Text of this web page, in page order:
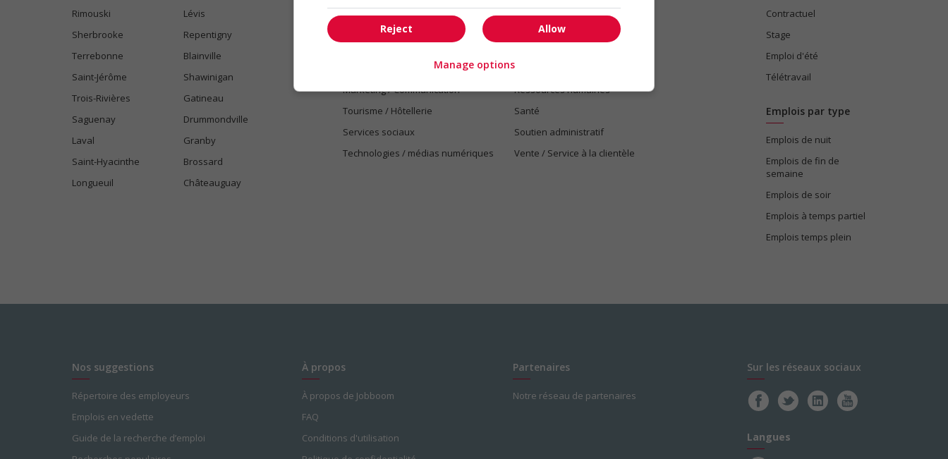
Rimouski
Lévis
Sherbrooke
Repentigny
Terrebonne
Blainville
Saint-Jérôme
Shawinigan
Trois-Rivières
Gatineau
Saguenay
Drummondville
Laval
Granby
Saint-Hyacinthe
Brossard
Longueuil
Châteauguay
Cadres supérieurs
Commerce / Offres de services
diverses
Ingénierie / Sciences
Marketing / Communication
Ressources humaines
Tourisme / Hôtellerie
Santé
Services sociaux
Soutien administratif
Technologies / médias numériques
Vente / Service à la clientèle
Contractuel
Stage
Emploi d'été
Télétravail
Emplois par type
Emplois de nuit
Emplois de fin de
semaine
Emplois de soir
Emplois à temps partiel
Emplois temps plein
Nos suggestions
Répertoire des employeurs
Emplois en vedette
Guide de la recherche d’emploi
À propos
À propos de Jobboom
FAQ
Conditions d'utilisation
Partenaires
Notre réseau de partenaires
Sur les réseaux sociaux
Langues
Allow
Reject
Manage options